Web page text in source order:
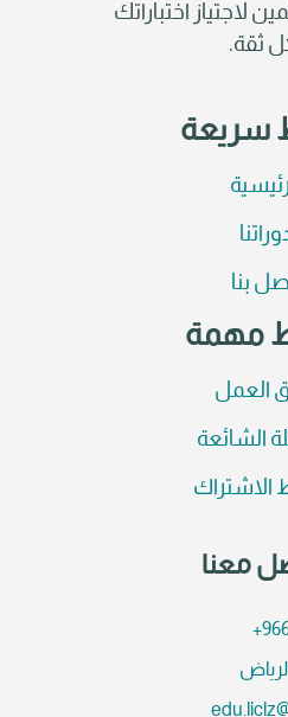
لاجتياز اختباراتك
ثقة.
سريعة
بنا
مهمة
العمل
الشائعة
معنا